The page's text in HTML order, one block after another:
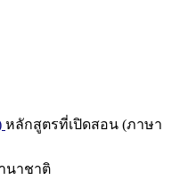
หลักสูตรที่เปิดสอน (ภาษา
นาชาติ